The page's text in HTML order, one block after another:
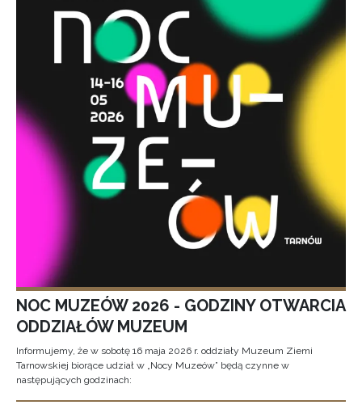
NOC MUZEÓW 2026 - GODZINY OTWARCIA
ODDZIAŁÓW MUZEUM
Informujemy, że w sobotę 16 maja 2026 r. oddziały Muzeum Ziemi
Tarnowskiej biorące udział w „Nocy Muzeów” będą czynne w
następujących godzinach: